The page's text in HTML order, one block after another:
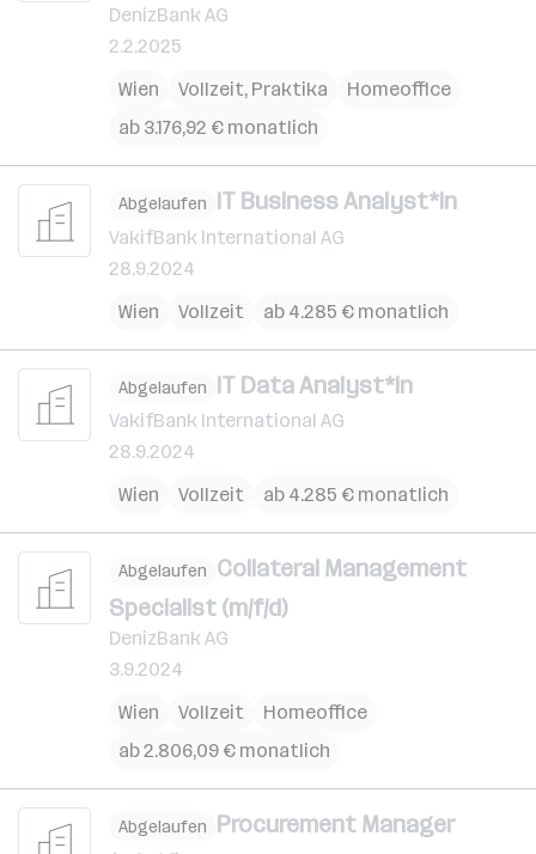
DenizBank AG
2.2.2025
Wien
Vollzeit, Praktika
Homeoffice
ab 3.176,92 € monatlich
Abgelaufen IT Business Analyst*in
VakifBank International AG
28.9.2024
Wien
Vollzeit ab 4.285 € monatlich
Abgelaufen IT Data Analyst*in
VakifBank International AG
28.9.2024
Wien
Vollzeit ab 4.285 € monatlich
Abgelaufen Collateral Management
Specialist (m/f/d)
DenizBank AG
3.9.2024
Wien
Vollzeit
Homeoffice
ab 2.806,09 € monatlich
Abgelaufen Procurement Manager